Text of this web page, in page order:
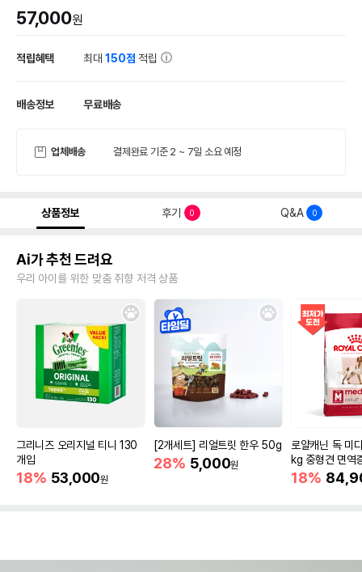
57,000원
적립혜택 최대150점 적립
배송정보 무료배송
업체배송 결제완료 기준 2 ~ 7일 소요 예정
상품정보 후기 0 Q&A 0
Ai가 추천 드려요
우리 아이를 위한 맞춤 취향 저격 상품
그리니즈 오리지널 티니 130
개입
18% 53,000원
[2개세트] 리얼트릿 한우 50g
28% 5,000원
로얄캐닌 독 미
kg 중형견 면역
18%